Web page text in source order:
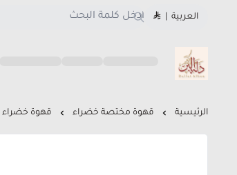
العربية
متجر دلة البن
الرئيسية قهوة مختصة خضراء قهوة خضراء